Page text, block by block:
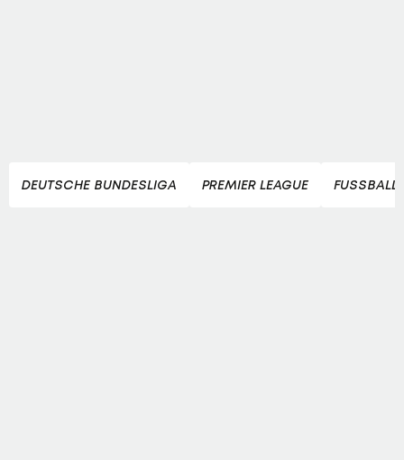
DEUTSCHE BUNDESLIGA PREMIER LEAGUE FUSSBALL